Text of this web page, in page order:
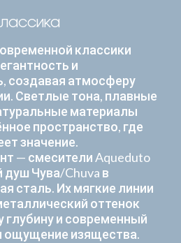
классики
и
создавая атмосферу
Светлые тона, плавные
материалы
пространство, где
значение.
— смесители Aqueduto
душ Чува/Chuva в
сталь. Их мягкие линии
оттенок
глубину и современный
ощущение изящества.